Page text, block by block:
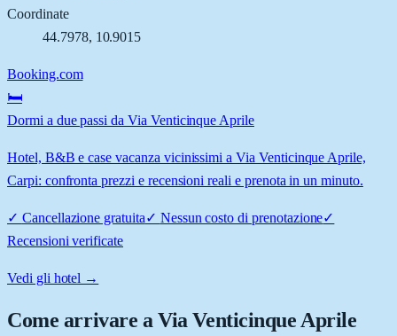
Coordinate
44.7978, 10.9015
Booking.com
🛏️
Dormi a due passi da Via Venticinque Aprile
Hotel, B&B e case vacanza vicinissimi a Via Venticinque Aprile,
Carpi: confronta prezzi e recensioni reali e prenota in un minuto.
✓ Cancellazione gratuita✓ Nessun costo di prenotazione✓
Recensioni verificate
Vedi gli hotel →
Come arrivare aVia Venticinque Aprile